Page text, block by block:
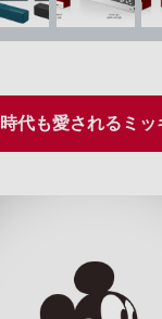
代も愛されるミッ